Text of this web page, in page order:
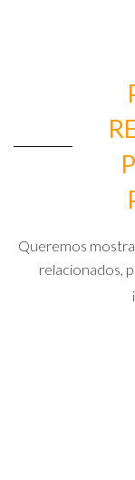
Queremos
relacionados,